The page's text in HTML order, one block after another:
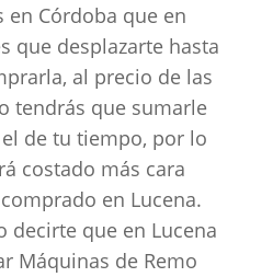
en Córdoba que en
que desplazarte hasta
al precio de las
tendrás que sumarle
de tu tiempo, por lo
costado más cara
en Lucena.
decirte que en Lucena
Máquinas de Remo